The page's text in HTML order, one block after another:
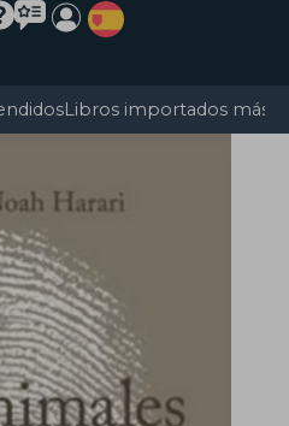
Libros importados más